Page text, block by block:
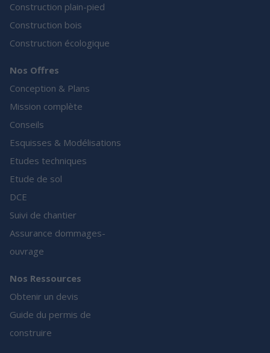
Construction plain-pied
Construction bois
Construction écologique
Nos Offres
Conception & Plans
Mission complète
Conseils
Esquisses & Modélisations
Etudes techniques
Etude de sol
DCE
Suivi de chantier
Assurance dommages-
ouvrage
Nos Ressources
Obtenir un devis
Guide du permis de
construire